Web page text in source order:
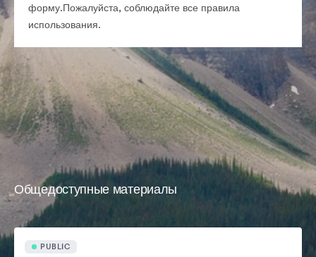
форму.Пожалуйста, соблюдайте все правила
использования.
Общедоступные материалы
PUBLIC